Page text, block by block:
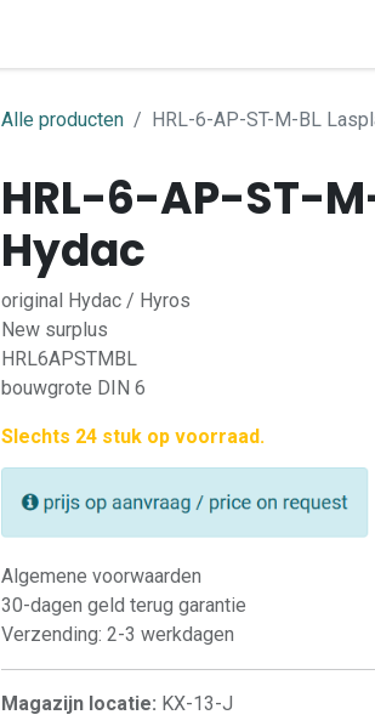
Alle producten HRL-6-AP-ST-M-BL
HRL-6-AP-ST-
Hydac
original Hydac / Hyros
New surplus
HRL6APSTMBL
bouwgrote DIN 6
Slechts 24 stuk op voorraad.
Algemene voorwaarden
30-dagen geld terug garantie
Verzending: 2-3 werkdagen
Magazijn locatie: KX-13-J